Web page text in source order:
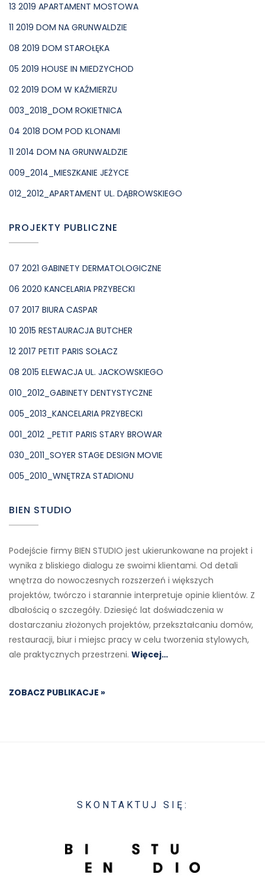
13 2019 APARTAMENT MOSTOWA
11 2019 DOM NA GRUNWALDZIE
08 2019 DOM STAROŁĘKA
05 2019 HOUSE IN MIEDZYCHOD
02 2019 DOM W KAŹMIERZU
003_2018_DOM ROKIETNICA
04 2018 DOM POD KLONAMI
11 2014 DOM NA GRUNWALDZIE
009_2014_MIESZKANIE JEŻYCE
012_2012_APARTAMENT UL. DĄBROWSKIEGO
PROJEKTY PUBLICZNE
07 2021 GABINETY DERMATOLOGICZNE
06 2020 KANCELARIA PRZYBECKI
07 2017 BIURA CASPAR
10 2015 RESTAURACJA BUTCHER
12 2017 PETIT PARIS SOŁACZ
08 2015 ELEWACJA UL. JACKOWSKIEGO
010_2012_GABINETY DENTYSTYCZNE
005_2013_KANCELARIA PRZYBECKI
001_2012 _PETIT PARIS STARY BROWAR
030_2011_SOYER STAGE DESIGN MOVIE
005_2010_WNĘTRZA STADIONU
BIEN STUDIO
Podejście firmy BIEN STUDIO jest ukierunkowane na projekt i
wynika z bliskiego dialogu ze swoimi klientami. Od detali
wnętrza do nowoczesnych rozszerzeń i większych
projektów, twórczo i starannie interpretuje opinie klientów. Z
dbałością o szczegóły. Dziesięć lat doświadczenia w
dostarczaniu złożonych projektów, przekształcaniu domów,
restauracji, biur i miejsc pracy w celu tworzenia stylowych,
ale praktycznych przestrzeni. Więcej…
ZOBACZ PUBLIKACJE »
SKONTAKTUJ SIĘ: